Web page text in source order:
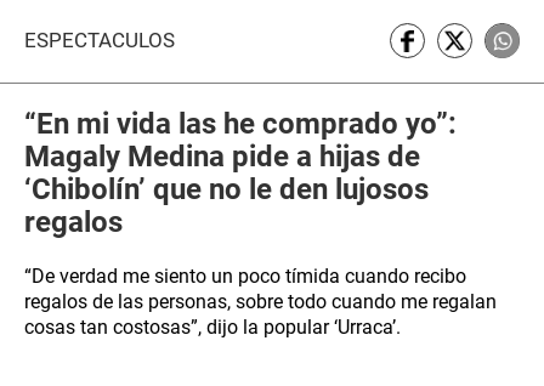
ESPECTÁCULOS
“En mi vida las he comprado yo”:
Magaly Medina pide a hijas de
‘Chibolín’ que no le den lujosos
regalos
“De verdad me siento un poco tímida cuando recibo
regalos de las personas, sobre todo cuando me regalan
cosas tan costosas”, dijo la popular ‘Urraca’.